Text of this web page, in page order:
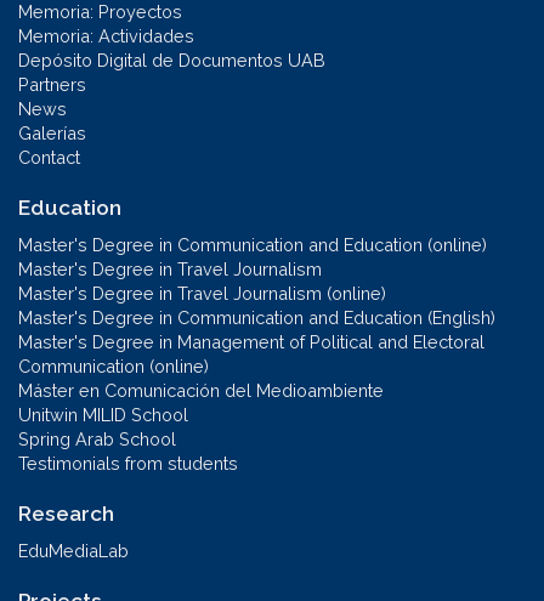
Memoria: Proyectos
Memoria: Actividades
Depósito Digital de Documentos UAB
Partners
News
Galerías
Contact
Education
Master's Degree in Communication and Education (online)
Master's Degree in Travel Journalism
Master's Degree in Travel Journalism (online)
Master's Degree in Communication and Education (English)
Master's Degree in Management of Political and Electoral
Communication (online)
Máster en Comunicación del Medioambiente
Unitwin MILID School
Spring Arab School
Testimonials from students
Research
EduMediaLab